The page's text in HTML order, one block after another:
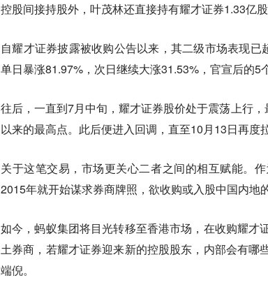
控股间接持股外，叶茂林还直接持有耀才证券1.33亿
自耀才证券披露被收购公告以来，其二级市场表现
单日暴涨81.97%，次日继续大涨31.53%，官宣后的5
往后，一直到7月中旬，耀才证券股价处于震荡上行
以来的最高点。此后便进入回调，直至10月13日再度拉
关于这笔交易，市场更关心二者之间的相互赋能。
2015年就开始谋求券商牌照，欲收购或入股中国内地
如今，蚂蚁集团将目光转移至香港市场，在收购耀才
土券商，若耀才证券迎来新的控股股东，内部会有哪
端倪。